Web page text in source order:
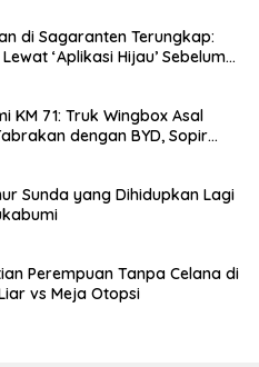
di Sagaranten Terungkap:
‘Aplikasi Hijau’ Sebelum
KM 71: Truk Wingbox Asal
dengan BYD, Sopir
Sunda yang Dihidupkan Lagi
Perempuan Tanpa Celana di
vs Meja Otopsi